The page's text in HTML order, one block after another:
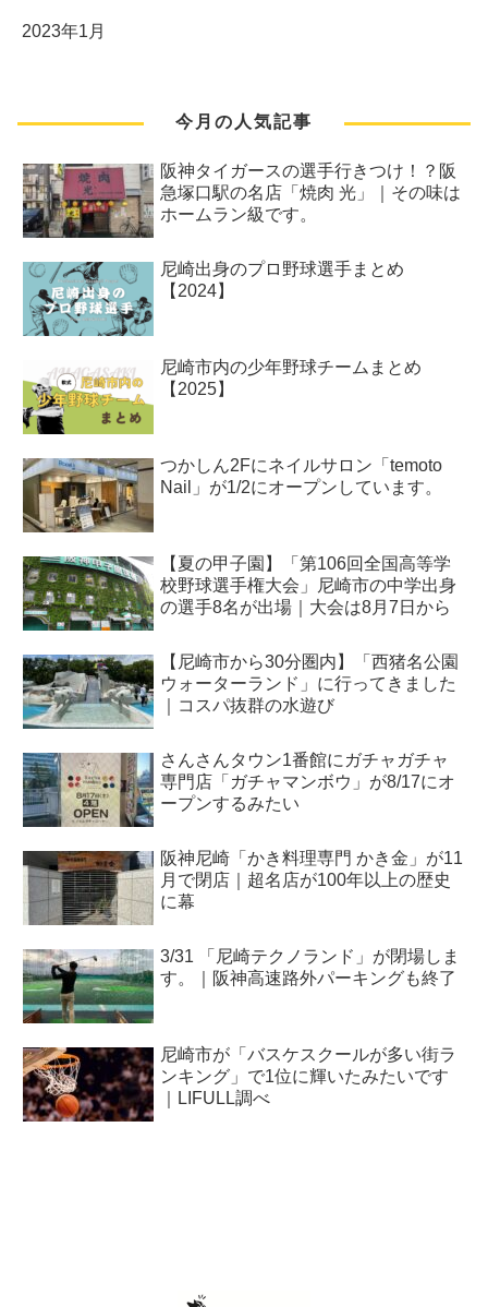
2023年1月
今月の人気記事
阪神タイガースの選手行きつけ！？阪
急塚口駅の名店「焼肉 光」｜その味は
ホームラン級です。
尼崎出身のプロ野球選手まとめ
【2024】
尼崎市内の少年野球チームまとめ
【2025】
つかしん2Fにネイルサロン「temoto
Nail」が1/2にオープンしています。
【夏の甲子園】「第106回全国高等学
校野球選手権大会」尼崎市の中学出身
の選手8名が出場｜大会は8月7日から
【尼崎市から30分圏内】「西猪名公園
ウォーターランド」に行ってきました
｜コスパ抜群の水遊び
さんさんタウン1番館にガチャガチャ
専門店「ガチャマンボウ」が8/17にオ
ープンするみたい
阪神尼崎「かき料理専門 かき金」が11
月で閉店｜超名店が100年以上の歴史
に幕
3/31 「尼崎テクノランド」が閉場しま
す。｜阪神高速路外パーキングも終了
尼崎市が「バスケスクールが多い街ラ
ンキング」で1位に輝いたみたいです
｜LIFULL調べ